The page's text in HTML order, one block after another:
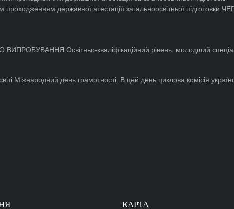
державної атестаціїї загальноосвітньої підготовки
Освітньо-кваліфікаційний рівень: молодший
Міжнародний день грамотності. В цей день циклова комісія
КАРТА